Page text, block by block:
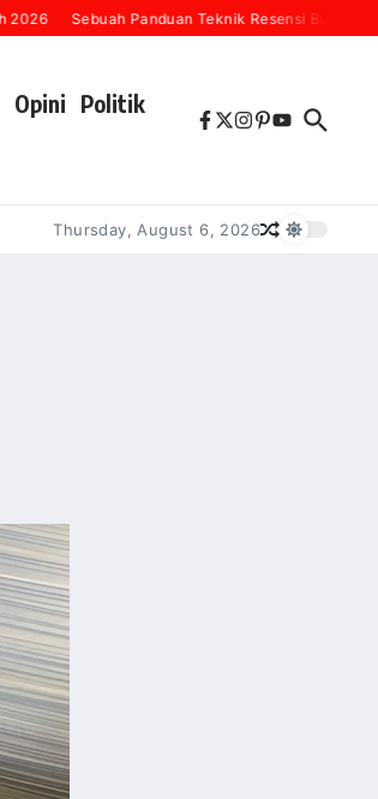
Sebuah Panduan Teknik Resensi Buku (“Karena
Opini Politik
Thursday, August 6, 2026